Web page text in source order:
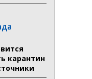
карантин